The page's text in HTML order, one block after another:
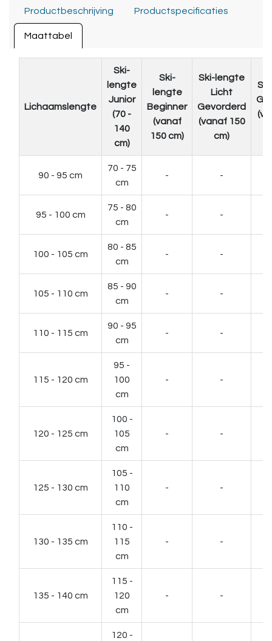
Productbeschrijving Productspecificaties
Maattabel
Lichaamslengte
Ski-
lengte
Junior
(70 -
140
cm)
Ski-
lengte
Beginner
(vanaf
150 cm)
Ski-lengte
Licht
Gevorderd
(vanaf 150
cm)
90 - 95 cm
70 - 75
cm
- -
95 - 100 cm
75 - 80
cm
- -
100 - 105 cm
80 - 85
cm
- -
105 - 110 cm
85 - 90
cm
- -
110 - 115 cm
90 - 95
cm
- -
115 - 120 cm
95 -
100
cm
- -
120 - 125 cm
100 -
105
cm
- -
125 - 130 cm
105 -
110
cm
- -
130 - 135 cm
110 -
115
cm
- -
135 - 140 cm
115 -
120
cm
- -
120 -